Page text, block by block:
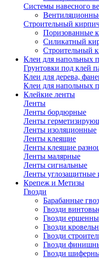
Системы навесного
Строительный
Поризованные
Силикатный
Строительный
Клеи для напольных
Грунтовки под клей
Клеи для дерева,
Клеи для напольных
Клейкие ленты
Ленты
Ленты бордюрные
Ленты
Ленты изоляционные
Ленты клеящие
Ленты клеящие
Ленты малярные
Ленты сигнальные
Ленты
Крепеж и Метизы
Гвозди
Барабанные
Гвозди
Гвозди
Гвозди
Гвозди
Гвозди
Гвозди